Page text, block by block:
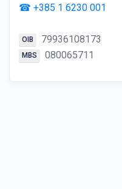
☎ +385 1 6230 001
OIB 79936108173
MBS 080065711